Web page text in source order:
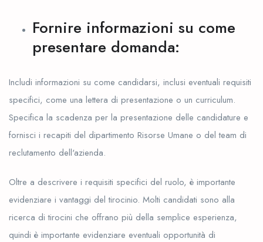
Fornire informazioni su come
presentare domanda:
Includi informazioni su come candidarsi, inclusi eventuali requisiti
specifici, come una lettera di presentazione o un curriculum.
Specifica la scadenza per la presentazione delle candidature e
fornisci i recapiti del dipartimento Risorse Umane o del team di
reclutamento dell'azienda.
Oltre a descrivere i requisiti specifici del ruolo, è importante
evidenziare i vantaggi del tirocinio. Molti candidati sono alla
ricerca di tirocini che offrano più della semplice esperienza,
quindi è importante evidenziare eventuali opportunità di